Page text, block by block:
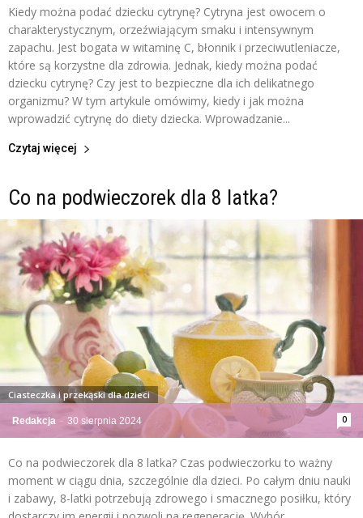
Kiedy można podać dziecku cytrynę? Cytryna jest owocem o
charakterystycznym, orzeźwiającym smaku i intensywnym
zapachu. Jest bogata w witaminę C, błonnik i przeciwutleniacze,
które są korzystne dla zdrowia. Jednak, kiedy można podać
dziecku cytrynę? Czy jest to bezpieczne dla ich delikatnego
organizmu? W tym artykule omówimy, kiedy i jak można
wprowadzić cytrynę do diety dziecka. Wprowadzanie...
Czytaj więcej
Co na podwieczorek dla 8 latka?
Redakcja - 30 sierpnia 2024 0
Ciasteczka i przekąski dla dzieci
Co na podwieczorek dla 8 latka? Czas podwieczorku to ważny
moment w ciągu dnia, szczególnie dla dzieci. Po całym dniu nauki
i zabawy, 8-latki potrzebują zdrowego i smacznego posiłku, który